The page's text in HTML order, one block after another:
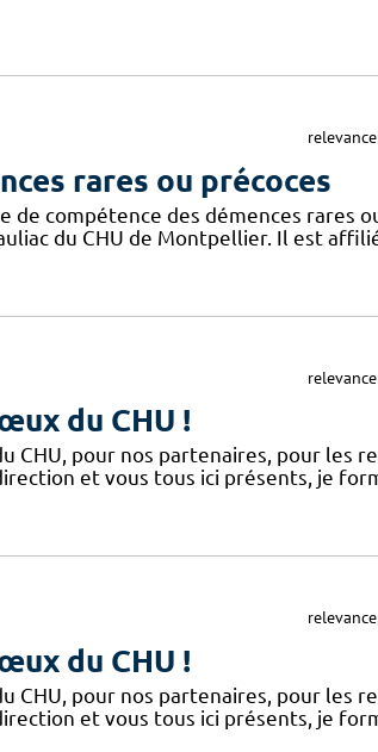
rares ou précoces
compétence des démences rares
du CHU de Montpellier. Il est
du CHU !
CHU, pour nos partenaires, pour les
et vous tous ici présents, je
du CHU !
CHU, pour nos partenaires, pour les
et vous tous ici présents, je